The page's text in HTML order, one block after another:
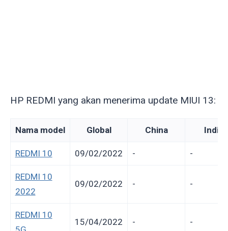
HP REDMI yang akan menerima update MIUI 13:
Nama model Global China India
REDMI 10 09/02/2022 - -
REDMI 10
2022
09/02/2022 - -
REDMI 10
15/04/2022 - -